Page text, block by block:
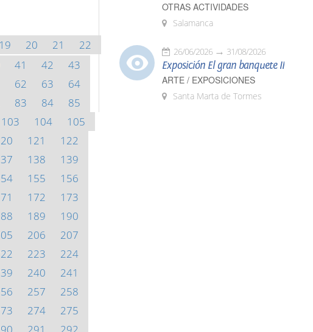
19 20 21
22
41 42
43
62 63
64
83 84
85
103 104
105
121
122
138
139
155
156
172
173
189
190
206
207
223
224
240
241
257
258
274
275
OTRAS ACTIVIDADES
Salamanca
26/06/2026 31/08/2026
Exposición El gran banquete II
ARTE / EXPOSICIONES
Santa Marta de Tormes